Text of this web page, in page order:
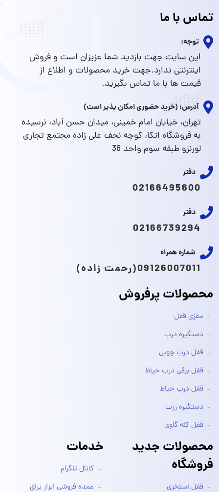
تماس با ما
توجه:
این سایت جهت بازدید شما عزیزان است و فروش
اینترنتی ندارد.جهت خرید محصولات و اطلاع از
قیمت ها با ما تماس بگیرید.
آدرس: (خرید حضوری امکان پذیر است)
تهران، خیابان امام خمینی، میدان حسن آباد، نرسیده
به فروشگاه اتکا، کوچه نجف علی زاده مجتمع تجاری
لورنزو طبقه سوم واحد 36
دفتر
02166495600
دفتر
02166739294
شماره همراه
09126007011(رحمت زاده)
محصولات پرفروش
مغزی قفل
دستگیره درب
قفل درب چوبی
قفل برقی درب حیاط
قفل درب حیاط
دستگیره رزت
قفل کله گاوی
محصولات جدید
فروشگاه
قفل استخری
خدمات
کانال تلگرام
عمده فروشی ابزار یراق